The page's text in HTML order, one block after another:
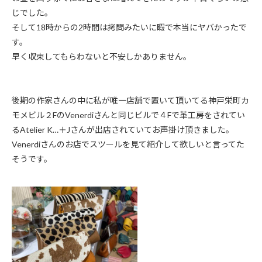
じでした。
そして18時からの2時間は拷問みたいに暇で本当にヤバかったで
す。
早く収束してもらわないと不安しかありません。
後期の作家さんの中に私が唯一店舗で置いて頂いてる神戸栄町カ
モメビル２FのVenerdiさんと同じビルで４Fで革工房をされてい
るAtelier K…＋Jさんが出店されていてお声掛け頂きました。
Venerdiさんのお店でスツールを見て紹介して欲しいと言ってた
そうです。